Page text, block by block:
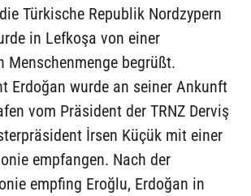
Türkische Republik Nordzypern
in Lefkoşa von einer
Menschenmenge begrüßt.
Erdoğan wurde an seiner Ankunft
vom Präsident der TRNZ Derviş
İrsen Küçük mit einer
empfangen. Nach der
empfing Eroğlu, Erdoğan in